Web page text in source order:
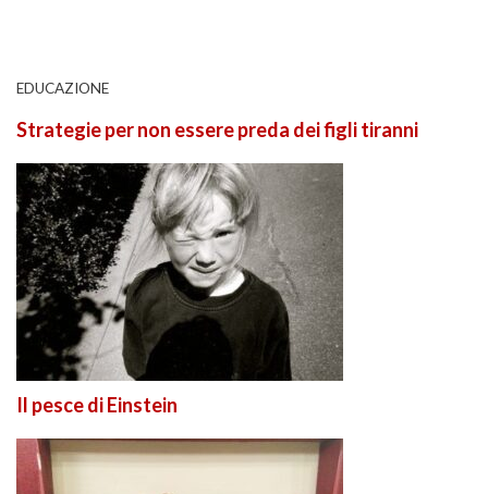
EDUCAZIONE
Strategie per non essere preda dei figli tiranni
Il pesce di Einstein